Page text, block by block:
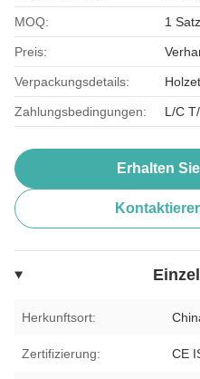
MOQ: 1 Satz
Preis:
Verpackungsdetails:
Zahlungsbedingungen: L/C
Erhalten
Herkunftsort:
Zertifizierung: CE